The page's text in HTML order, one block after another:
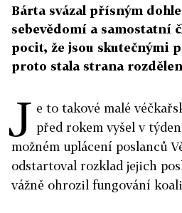
Bárta svázal přísným
sebevědomí a samostatní
pocit, že jsou skutečnými
proto stala strana
J e to takové malé
před rokem vyšel v
možném uplácení poslanců
odstartoval rozklad jejich
vážně ohrozil fungování